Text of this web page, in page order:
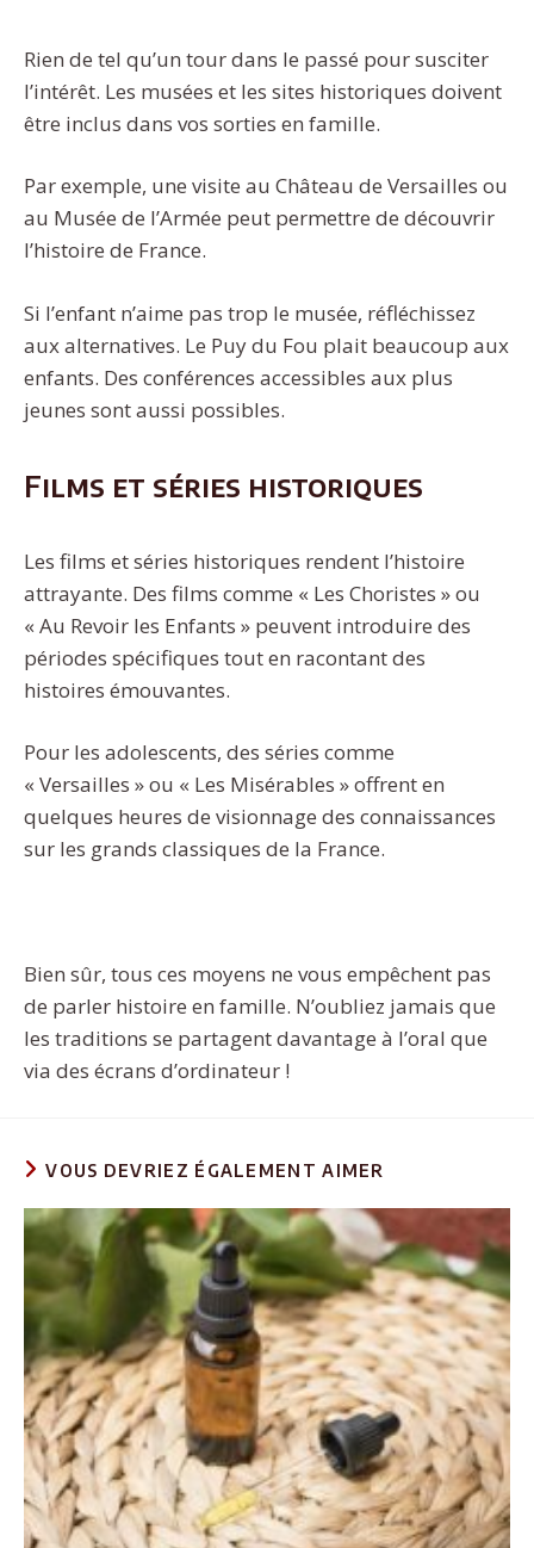
Rien de tel qu’un tour dans le passé pour susciter
l’intérêt. Les musées et les sites historiques doivent
être inclus dans vos sorties en famille.
Par exemple, une visite au Château de Versailles ou
au Musée de l’Armée peut permettre de découvrir
l’histoire de France.
Si l’enfant n’aime pas trop le musée, réfléchissez
aux alternatives. Le Puy du Fou plait beaucoup aux
enfants. Des conférences accessibles aux plus
jeunes sont aussi possibles.
Films et séries historiques
Les films et séries historiques rendent l’histoire
attrayante. Des films comme « Les Choristes » ou
« Au Revoir les Enfants » peuvent introduire des
périodes spécifiques tout en racontant des
histoires émouvantes.
Pour les adolescents, des séries comme
« Versailles » ou « Les Misérables » offrent en
quelques heures de visionnage des connaissances
sur les grands classiques de la France.
Bien sûr, tous ces moyens ne vous empêchent pas
de parler histoire en famille. N’oubliez jamais que
les traditions se partagent davantage à l’oral que
via des écrans d’ordinateur !
VOUS DEVRIEZ ÉGALEMENT AIMER